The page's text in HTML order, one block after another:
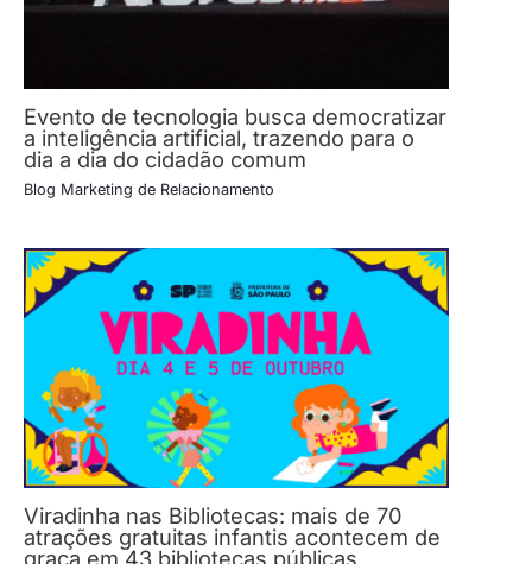
Evento de tecnologia busca democratizar
a inteligência artificial, trazendo para o
dia a dia do cidadão comum
Blog Marketing de Relacionamento
Viradinha nas Bibliotecas: mais de 70
atrações gratuitas infantis acontecem de
graça em 43 bibliotecas públicas